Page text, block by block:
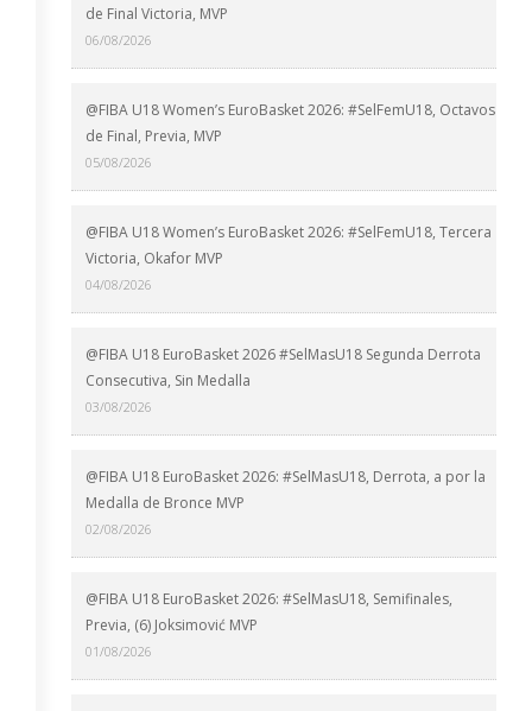
de Final Victoria, MVP
06/08/2026
@FIBA U18 Women’s EuroBasket 2026: #SelFemU18, Octavos
de Final, Previa, MVP
05/08/2026
@FIBA U18 Women’s EuroBasket 2026: #SelFemU18, Tercera
Victoria, Okafor MVP
04/08/2026
@FIBA U18 EuroBasket 2026 #SelMasU18 Segunda Derrota
Consecutiva, Sin Medalla
03/08/2026
@FIBA U18 EuroBasket 2026: #SelMasU18, Derrota, a por la
Medalla de Bronce MVP
02/08/2026
@FIBA U18 EuroBasket 2026: #SelMasU18, Semifinales,
Previa, (6) Joksimović MVP
01/08/2026